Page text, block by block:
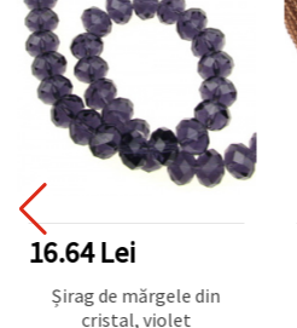
16.64 Lei
Șirag de mărgele din
cristal, violet